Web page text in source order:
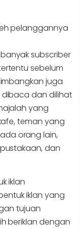
pelanggannya
subscriber
sebelum
juga
dan dilihat
yang
teman yang
orang lain,
dan
iklan
iklan yang
tujuan
beriklan dengan